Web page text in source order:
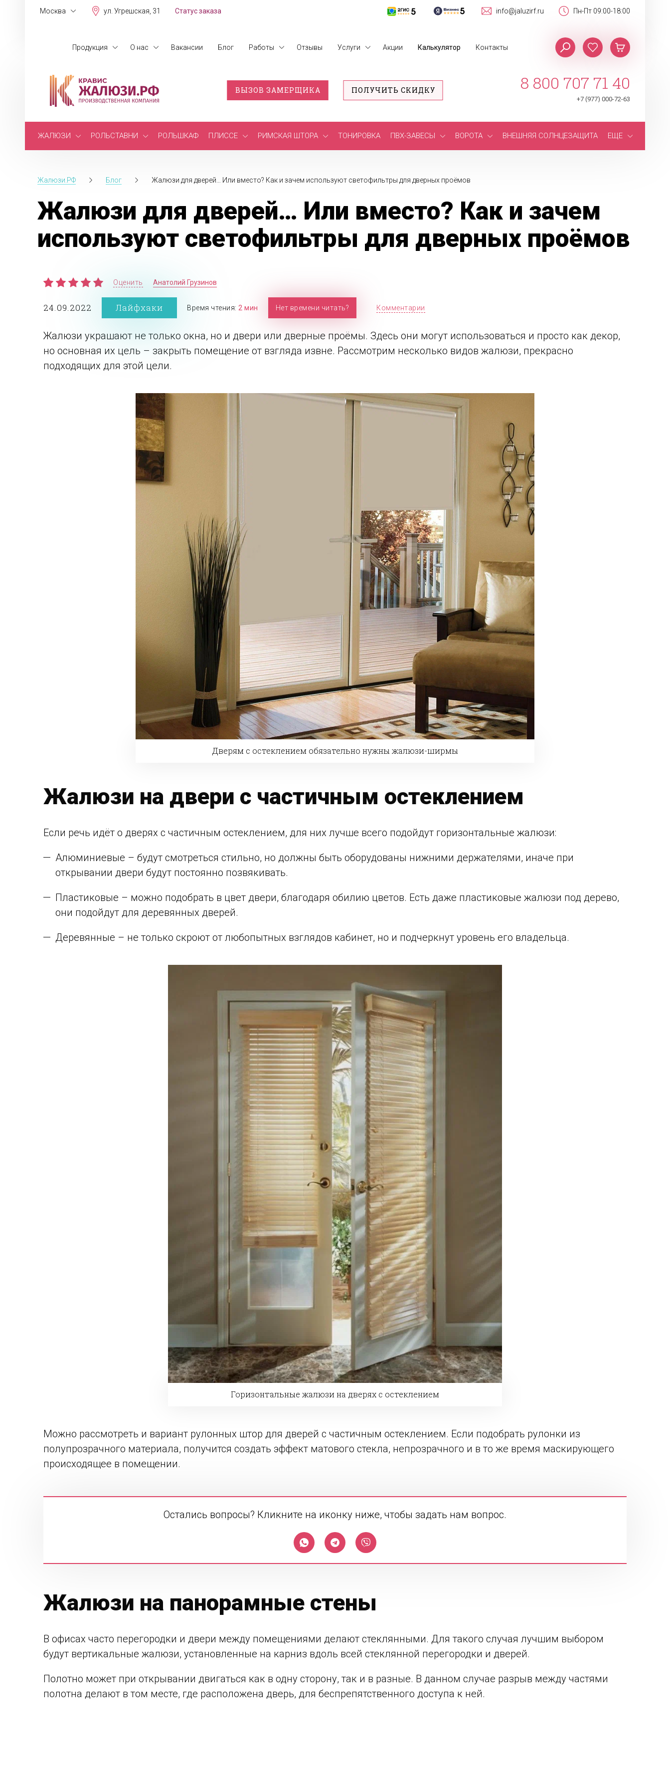
Москва ул. Угрешская, 31 Пн-Пт 09:00-18:00
info@jaluzirf.ru
Статус заказа
Продукция О нас Вакансии Блог Работы Отзывы Услуги Акции Калькулятор Контакты
ВЫЗОВ ЗАМЕРЩИКА ПОЛУЧИТЬ СКИДКУ 8 800 707 71 40
+7 (977) 000-72-63
ЖАЛЮЗИ РОЛЬСТАВНИ РОЛЬШКАФ ПЛИССЕ РИМСКАЯ ШТОРА ТОНИРОВКА ПВХ-ЗАВЕСЫ ВОРОТА ВНЕШНЯЯ СОЛНЦЕЗАЩИТА ЕЩЕ
Жалюзи.РФ Блог Жалюзи для дверей… Или вместо? Как и зачем используют светофильтры для дверных проёмов
Жалюзи для дверей… Или вместо? Как и зачем
используют светофильтры для дверных проёмов
Оценить Анатолий Грузинов
24.09.2022 Лайфхаки Время чтения: 2 мин Нет времени читать? Комментарии
Жалюзи украшают не только окна, но и двери или дверные проёмы. Здесь они могут использоваться и просто как декор,
но основная их цель – закрыть помещение от взгляда извне. Рассмотрим несколько видов жалюзи, прекрасно
подходящих для этой цели.
Дверям с остеклением обязательно нужны жалюзи-ширмы
Жалюзи на двери с частичным остеклением
Если речь идёт о дверях с частичным остеклением, для них лучше всего подойдут горизонтальные жалюзи:
Алюминиевые – будут смотреться стильно, но должны быть оборудованы нижними держателями, иначе при
открывании двери будут постоянно позвякивать.
Пластиковые – можно подобрать в цвет двери, благодаря обилию цветов. Есть даже пластиковые жалюзи под дерево,
они подойдут для деревянных дверей.
Деревянные – не только скроют от любопытных взглядов кабинет, но и подчеркнут уровень его владельца.
Горизонтальные жалюзи на дверях с остеклением
Можно рассмотреть и вариант рулонных штор для дверей с частичным остеклением. Если подобрать рулонки из
полупрозрачного материала, получится создать эффект матового стекла, непрозрачного и в то же время маскирующего
происходящее в помещении.
Остались вопросы? Кликните на иконку ниже, чтобы задать нам вопрос.
Жалюзи на панорамные стены
В офисах часто перегородки и двери между помещениями делают стеклянными. Для такого случая лучшим выбором
будут вертикальные жалюзи, установленные на карниз вдоль всей стеклянной перегородки и дверей.
Полотно может при открывании двигаться как в одну сторону, так и в разные. В данном случае разрыв между частями
полотна делают в том месте, где расположена дверь, для беспрепятственного доступа к ней.